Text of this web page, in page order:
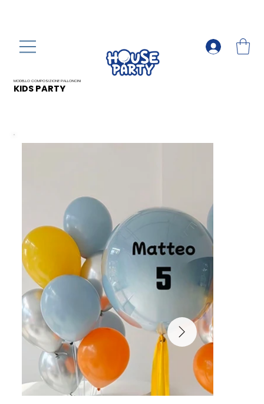
MODELLO COMPOSIZIONE PALLONCINI
KIDS PARTY